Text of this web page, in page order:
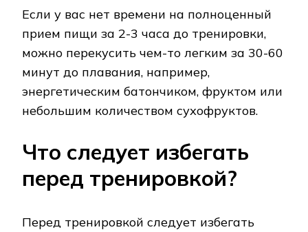
Если у вас нет времени на полноценный
прием пищи за 2-3 часа до тренировки,
можно перекусить чем-то легким за 30-60
минут до плавания, например,
энергетическим батончиком, фруктом или
небольшим количеством сухофруктов.
Что следует избегать
перед тренировкой?
Перед тренировкой следует избегать